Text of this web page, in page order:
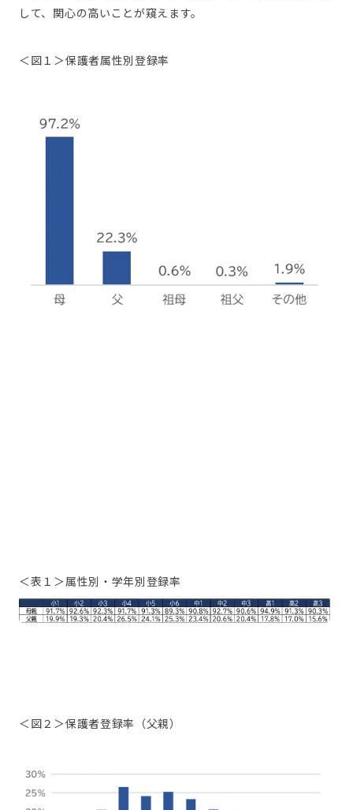
して、関心の高いことが窺えます。
＜図１＞保護者属性別登録率
＜表１＞属性別・学年別登録率
＜図２＞保護者登録率（父親）